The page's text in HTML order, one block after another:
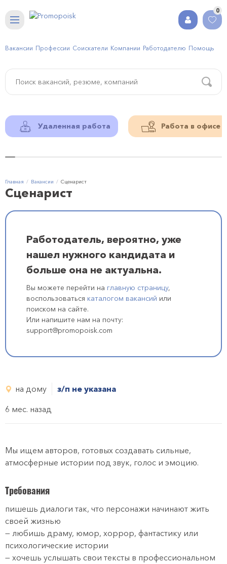
0
Вакансии Профессии Соискатели Компании Работодателю Помощь
Удаленная работа Работа в офисе
Главная Вакансии Сценарист
Сценарист
Работодатель, вероятно, уже
нашел нужного кандидата и
больше она не актуальна.
Вы можете перейти на главную страницу,
воспользоваться каталогом вакансий или
поиском на сайте.
Или напишите нам на почту:
support@promopoisk.com
на дому
з/п не указана
6 мес. назад
Мы ищем авторов, готовых создавать сильные,
атмосферные истории под звук, голос и эмоцию.
Требования
пишешь диалоги так, что персонажи начинают жить
своей жизнью
— любишь драму, юмор, хоррор, фантастику или
психологические истории
— хочешь услышать свои тексты в профессиональном